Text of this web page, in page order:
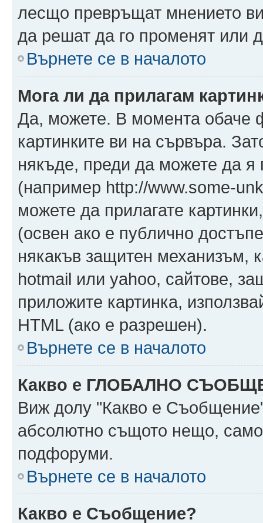
лесщо превръщат мнението
да решат да го променят или
Върнете се в началото
Мога ли да прилагам
Да, можете. В момента обаче
картинките ви на сървъра.
някъде, преди да можете да
(например http://www.some-
можете да прилагате
(освен ако е публично
някакъв защитен механизъм,
hotmail или yahoo, сайтове,
приложите картинка,
HTML (ако е разрешен).
Върнете се в началото
Какво е ГЛОБАЛНО
Виж долу "Какво е
абсолютно същото нещо,
подфоруми.
Върнете се в началото
Какво е Съобщение?